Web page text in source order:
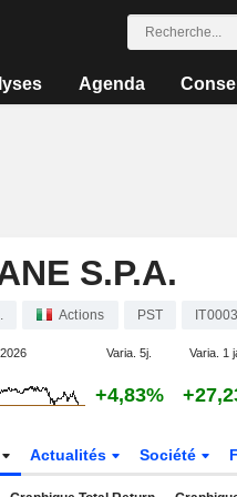
Agenda
S.P.A.
Actions PST
Varia. 5j. Varia. 1
+4,83%
Actualités Société